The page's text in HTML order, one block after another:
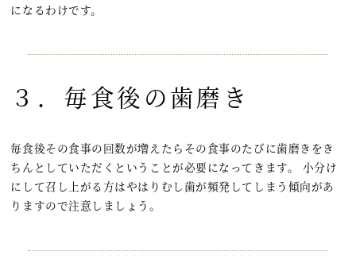
になるわけです。
３．毎食後の歯磨き
毎食後その食事の回数が増えたらその食事のたびに歯磨きをき
ちんとしていただくということが必要になってきます。 小分け
にして召し上がる方はやはりむし歯が頻発してしまう傾向があ
りますので注意しましょう。